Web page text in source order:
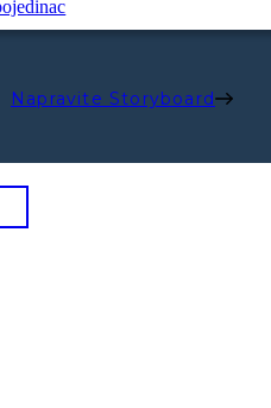
Napravite Storyboard